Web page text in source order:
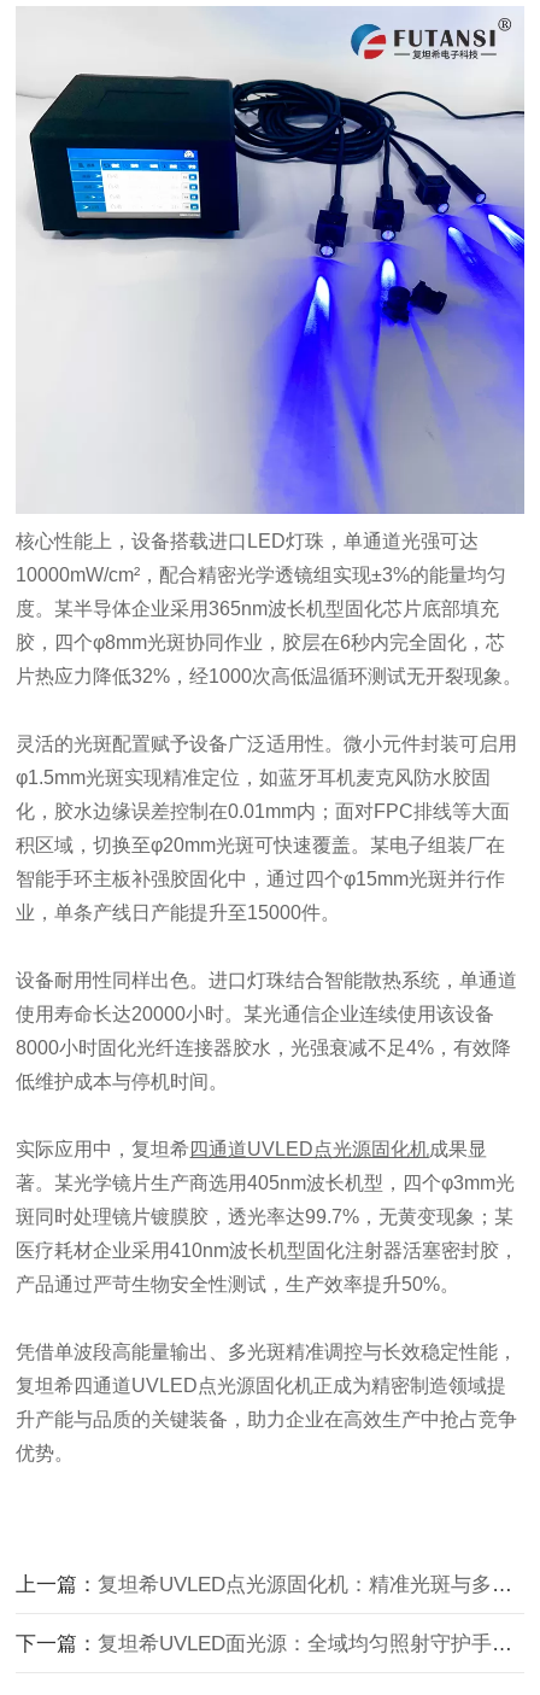
核心性能上，设备搭载进口LED灯珠，单通道光强可达
10000mW/cm²，配合精密光学透镜组实现±3%的能量均匀
度。某半导体企业采用365nm波长机型固化芯片底部填充
胶，四个φ8mm光斑协同作业，胶层在6秒内完全固化，芯
片热应力降低32%，经1000次高低温循环测试无开裂现象。
灵活的光斑配置赋予设备广泛适用性。微小元件封装可启用
φ1.5mm光斑实现精准定位，如蓝牙耳机麦克风防水胶固
化，胶水边缘误差控制在0.01mm内；面对FPC排线等大面
积区域，切换至φ20mm光斑可快速覆盖。某电子组装厂在
智能手环主板补强胶固化中，通过四个φ15mm光斑并行作
业，单条产线日产能提升至15000件。
设备耐用性同样出色。进口灯珠结合智能散热系统，单通道
使用寿命长达20000小时。某光通信企业连续使用该设备
8000小时固化光纤连接器胶水，光强衰减不足4%，有效降
低维护成本与停机时间。
实际应用中，复坦希四通道UVLED点光源固化机成果显
著。某光学镜片生产商选用405nm波长机型，四个φ3mm光
斑同时处理镜片镀膜胶，透光率达99.7%，无黄变现象；某
医疗耗材企业采用410nm波长机型固化注射器活塞密封胶，
产品通过严苛生物安全性测试，生产效率提升50%。
凭借单波段高能量输出、多光斑精准调控与长效稳定性能，
复坦希四通道UVLED点光源固化机正成为精密制造领域提
升产能与品质的关键装备，助力企业在高效生产中抢占竞争
优势。
上一篇：复坦希UVLED点光源固化机：精准光斑与多元波长赋能UV胶水
下一篇：复坦希UVLED面光源：全域均匀照射守护手机电路板三防品质